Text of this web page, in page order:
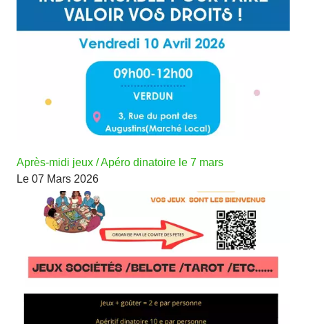
Après-midi jeux / Apéro dinatoire le 7 mars
Le 07 Mars 2026